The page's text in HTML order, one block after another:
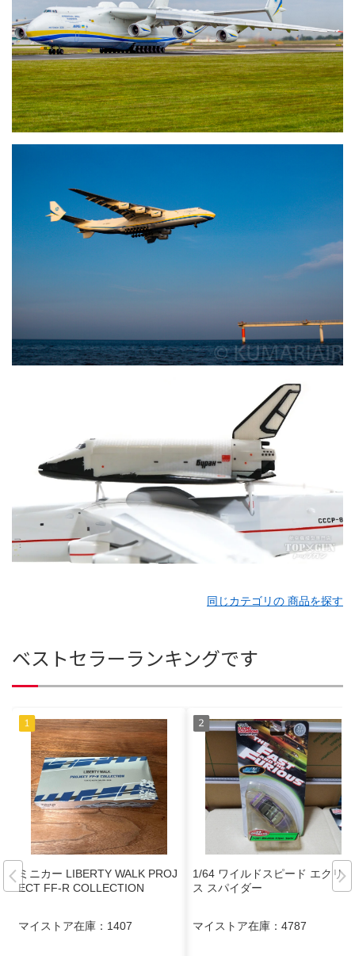
同じカテゴリの 商品を探す
ベストセラーランキングです
ミニカー LIBERTY WALK PROJ
ECT FF-R COLLECTION
マイストア在庫： 1407
1/64 ワイルドスピード エクリプ
ス スパイダー
マイストア在庫： 4787